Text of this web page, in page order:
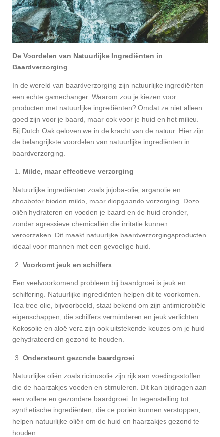
De Voordelen van Natuurlijke Ingrediënten in
Baardverzorging
In de wereld van baardverzorging zijn natuurlijke ingrediënten
een echte gamechanger. Waarom zou je kiezen voor
producten met natuurlijke ingrediënten? Omdat ze niet alleen
goed zijn voor je baard, maar ook voor je huid en het milieu.
Bij Dutch Oak geloven we in de kracht van de natuur. Hier zijn
de belangrijkste voordelen van natuurlijke ingrediënten in
baardverzorging.
Milde, maar effectieve verzorging
Natuurlijke ingrediënten zoals jojoba-olie, arganolie en
sheaboter bieden milde, maar diepgaande verzorging. Deze
oliën hydrateren en voeden je baard en de huid eronder,
zonder agressieve chemicaliën die irritatie kunnen
veroorzaken. Dit maakt natuurlijke baardverzorgingsproducten
ideaal voor mannen met een gevoelige huid.
Voorkomt jeuk en schilfers
Een veelvoorkomend probleem bij baardgroei is jeuk en
schilfering. Natuurlijke ingrediënten helpen dit te voorkomen.
Tea tree olie, bijvoorbeeld, staat bekend om zijn antimicrobiële
eigenschappen, die schilfers verminderen en jeuk verlichten.
Kokosolie en aloë vera zijn ook uitstekende keuzes om je huid
gehydrateerd en gezond te houden.
Ondersteunt gezonde baardgroei
Natuurlijke oliën zoals ricinusolie zijn rijk aan voedingsstoffen
die de haarzakjes voeden en stimuleren. Dit kan bijdragen aan
een vollere en gezondere baardgroei. In tegenstelling tot
synthetische ingrediënten, die de poriën kunnen verstoppen,
helpen natuurlijke oliën om de huid en haarzakjes gezond te
houden.